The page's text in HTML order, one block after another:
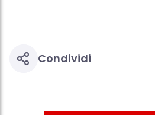
Condividi